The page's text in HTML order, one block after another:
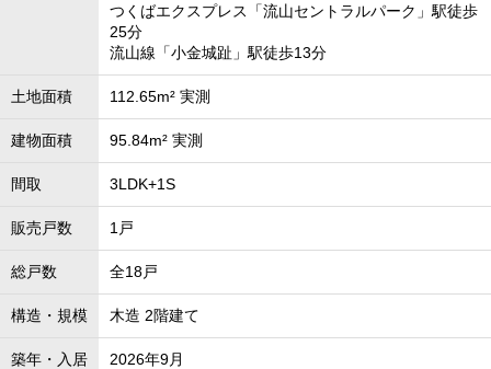
つくばエクスプレス「流山セントラルパーク」駅徒歩
25分
流山線「小金城趾」駅徒歩13分
土地面積 112.65m² 実測
建物面積 95.84m² 実測
間取 3LDK+1S
販売戸数 1戸
総戸数 全18戸
構造・規模 木造 2階建て
築年・入居 2026年9月